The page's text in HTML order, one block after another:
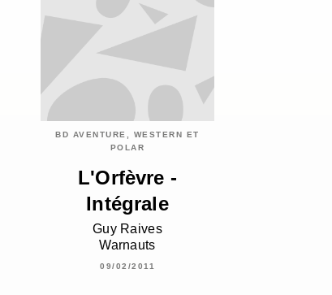
BD AVENTURE, WESTERN ET
POLAR
L'Orfèvre -
Intégrale
Guy Raives
Warnauts
09/02/2011